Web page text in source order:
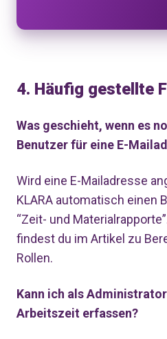
4. Häufig gestellte
Was geschieht, wenn es
Benutzer für eine E-
Wird eine E-Mailadresse
KLARA automatisch einen
“Zeit- und
findest du im Artikel zu
Rollen.
Kann ich als
Arbeitszeit erfassen?